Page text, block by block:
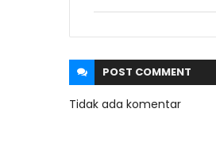
POST COMMENT
Tidak ada komentar